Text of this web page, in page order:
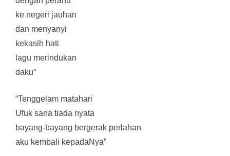
ke negeri jauhan
dan menyanyi
kekasih hati
lagu merindukan
daku”
“Tenggelam matahari
Ufuk sana tiada nyata
bayang-bayang bergerak perlahan
aku kembali kepadaNya”